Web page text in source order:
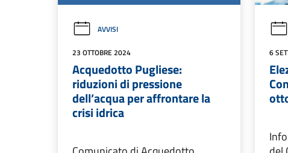
AVVISI
23 OTTOBRE 2024
Acquedotto Pugliese:
riduzioni di pressione
dell’acqua per affrontare la
crisi idrica
6